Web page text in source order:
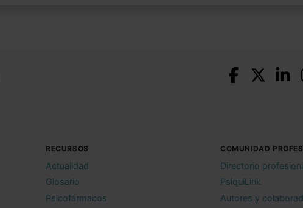
RECURSOS
Actualidad
Glosario
Psicofármacos
COMUNIDAD
Directorio
PsiquiLink
Autores y